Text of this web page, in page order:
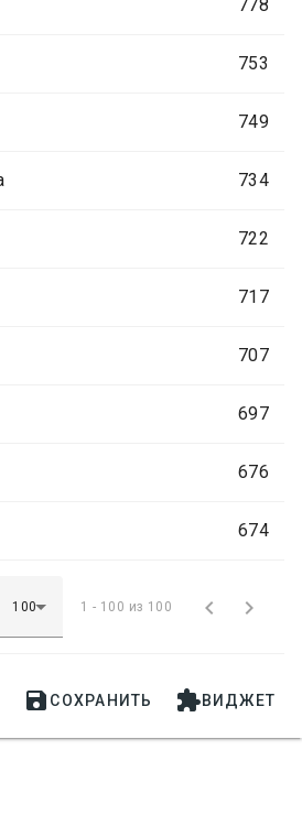
778
753
749
734
722
717
707
697
676
674
1 - 100 из 100  
 СОХРАНИТЬ ВИДЖЕТ